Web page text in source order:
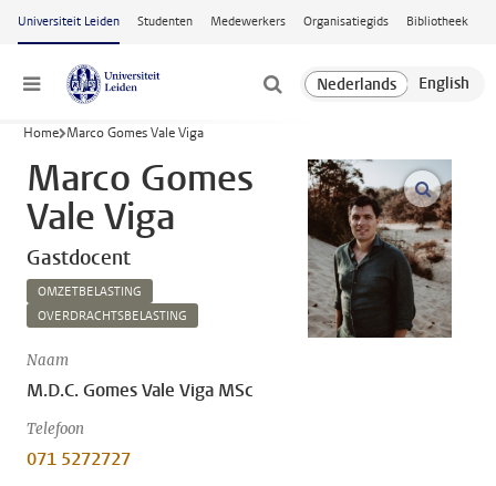
Ga naar hoofdinhoud
Universiteit Leiden Studenten Medewerkers Organisatiegids Bibliotheek
Menu
Home Marco Gomes Vale Viga
Marco Gomes
Vale Viga
Gastdocent
OMZETBELASTING
OVERDRACHTSBELASTING
Naam
M.D.C. Gomes Vale Viga MSc
Telefoon
071 5272727
open